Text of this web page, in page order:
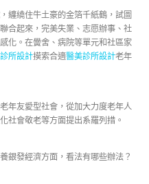
纏繞住牛土豪的金箔千紙鶴，試圖
合起來，完美失業、志愿辦事、社
化。在黌舍、病院等單元和社區家
所設計摸索合適醫美診所設計老年
年友愛型社會，從加大力度老年人
社會敬老等方面提出系羅列措。
銀發經濟方面，看法有哪些辦法？